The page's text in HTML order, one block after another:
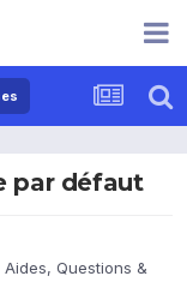
par défaut
Questions &